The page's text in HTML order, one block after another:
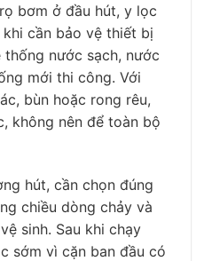
bơm ở đầu hút, y lọc
cần bảo vệ thiết bị
nước sạch, nước
mới thi công. Với
bùn hoặc rong rêu,
không nên để toàn bộ
hút, cần chọn đúng
chiều dòng chảy và
sinh. Sau khi chạy
sớm vì cặn ban đầu có